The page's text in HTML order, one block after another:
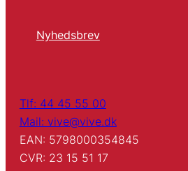
Nyhedsbrev
Tlf: 44 45 55 00
Mail: vive@vive.dk
EAN: 5798000354845
CVR: 23 15 51 17